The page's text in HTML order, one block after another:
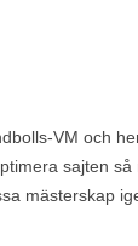
VM och
sajten
mästerskap